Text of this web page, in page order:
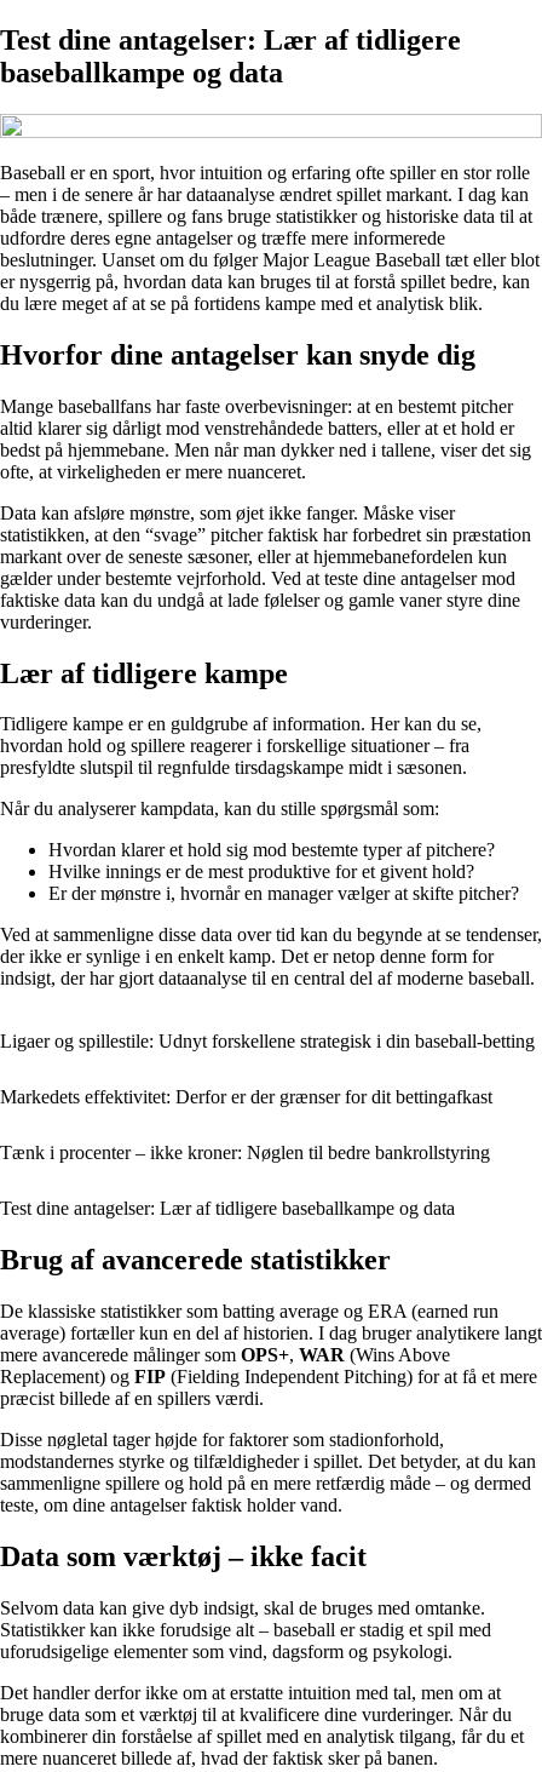
Test dine antagelser: Lær af tidligere
baseballkampe og data
Baseball er en sport, hvor intuition og erfaring ofte spiller en stor rolle
– men i de senere år har dataanalyse ændret spillet markant. I dag kan
både trænere, spillere og fans bruge statistikker og historiske data til at
udfordre deres egne antagelser og træffe mere informerede
beslutninger. Uanset om du følger Major League Baseball tæt eller blot
er nysgerrig på, hvordan data kan bruges til at forstå spillet bedre, kan
du lære meget af at se på fortidens kampe med et analytisk blik.
Hvorfor dine antagelser kan snyde dig
Mange baseballfans har faste overbevisninger: at en bestemt pitcher
altid klarer sig dårligt mod venstrehåndede batters, eller at et hold er
bedst på hjemmebane. Men når man dykker ned i tallene, viser det sig
ofte, at virkeligheden er mere nuanceret.
Data kan afsløre mønstre, som øjet ikke fanger. Måske viser
statistikken, at den “svage” pitcher faktisk har forbedret sin præstation
markant over de seneste sæsoner, eller at hjemmebanefordelen kun
gælder under bestemte vejrforhold. Ved at teste dine antagelser mod
faktiske data kan du undgå at lade følelser og gamle vaner styre dine
vurderinger.
Lær af tidligere kampe
Tidligere kampe er en guldgrube af information. Her kan du se,
hvordan hold og spillere reagerer i forskellige situationer – fra
presfyldte slutspil til regnfulde tirsdagskampe midt i sæsonen.
Når du analyserer kampdata, kan du stille spørgsmål som:
Hvordan klarer et hold sig mod bestemte typer af pitchere?
Hvilke innings er de mest produktive for et givent hold?
Er der mønstre i, hvornår en manager vælger at skifte pitcher?
Ved at sammenligne disse data over tid kan du begynde at se tendenser,
der ikke er synlige i en enkelt kamp. Det er netop denne form for
indsigt, der har gjort dataanalyse til en central del af moderne baseball.
Ligaer og spillestile: Udnyt forskellene strategisk i din baseball-betting
Markedets effektivitet: Derfor er der grænser for dit bettingafkast
Tænk i procenter – ikke kroner: Nøglen til bedre bankrollstyring
Test dine antagelser: Lær af tidligere baseballkampe og data
Brug af avancerede statistikker
De klassiske statistikker som batting average og ERA (earned run
average) fortæller kun en del af historien. I dag bruger analytikere langt
mere avancerede målinger som OPS+, WAR (Wins Above
Replacement) og FIP (Fielding Independent Pitching) for at få et mere
præcist billede af en spillers værdi.
Disse nøgletal tager højde for faktorer som stadionforhold,
modstandernes styrke og tilfældigheder i spillet. Det betyder, at du kan
sammenligne spillere og hold på en mere retfærdig måde – og dermed
teste, om dine antagelser faktisk holder vand.
Data som værktøj – ikke facit
Selvom data kan give dyb indsigt, skal de bruges med omtanke.
Statistikker kan ikke forudsige alt – baseball er stadig et spil med
uforudsigelige elementer som vind, dagsform og psykologi.
Det handler derfor ikke om at erstatte intuition med tal, men om at
bruge data som et værktøj til at kvalificere dine vurderinger. Når du
kombinerer din forståelse af spillet med en analytisk tilgang, får du et
mere nuanceret billede af, hvad der faktisk sker på banen.